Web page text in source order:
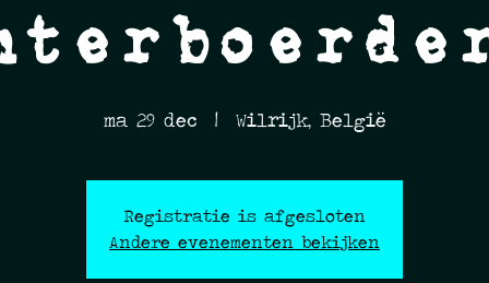
ma 29 dec
  |
Wilrijk, België
Registratie is afgesloten
Andere evenementen bekijken